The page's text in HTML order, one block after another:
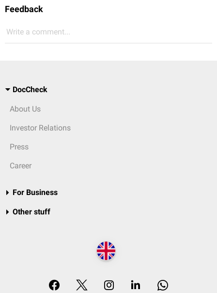
Feedback
Write a comment...
DocCheck
About Us
Investor Relations
Press
Career
For Business
Other stuff